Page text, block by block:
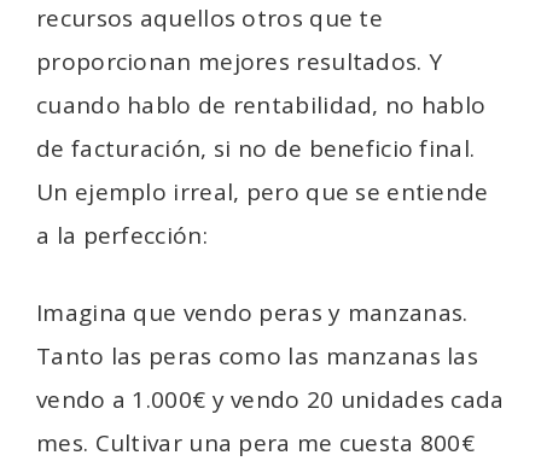
recursos aquellos otros que te
proporcionan mejores resultados. Y
cuando hablo de rentabilidad, no hablo
de facturación, si no de beneficio final.
Un ejemplo irreal, pero que se entiende
a la perfección:
Imagina que vendo peras y manzanas.
Tanto las peras como las manzanas las
vendo a 1.000€ y vendo 20 unidades cada
mes. Cultivar una pera me cuesta 800€